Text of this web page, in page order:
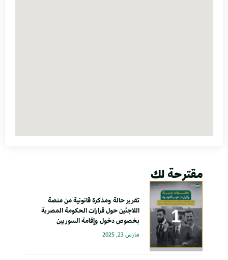
مقترحة لك
تقرير حالة ومذكرة قانونية من منصة
اللاجئين حول قرارات الحكومة المصرية
بخصوص دخول وإقامة السوريين
مارس 23, 2025